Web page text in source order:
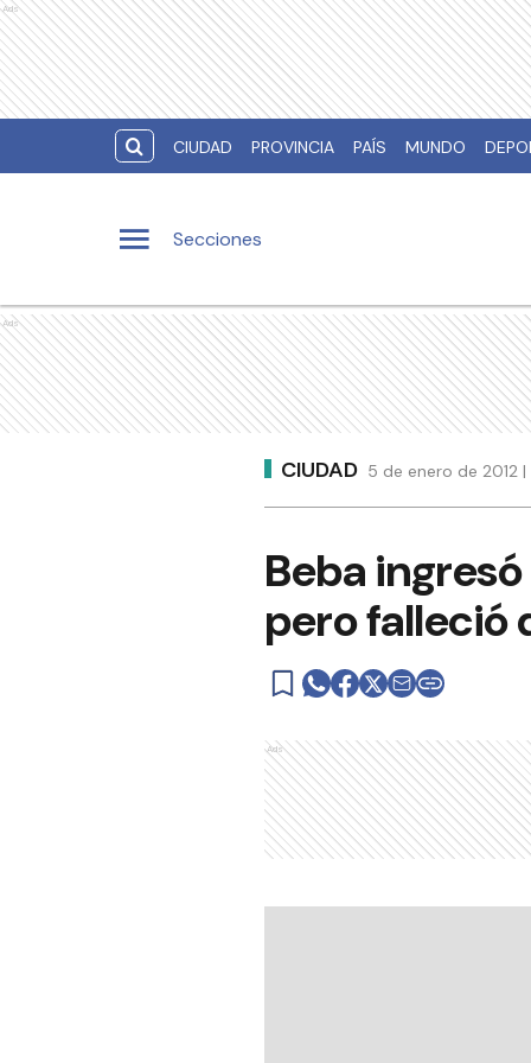
Ads
CIUDAD PROVINCIA PAÍS MUNDO
Secciones
Ads
CIUDAD 5 de enero de 2012
Beba
pero falleció
Ads